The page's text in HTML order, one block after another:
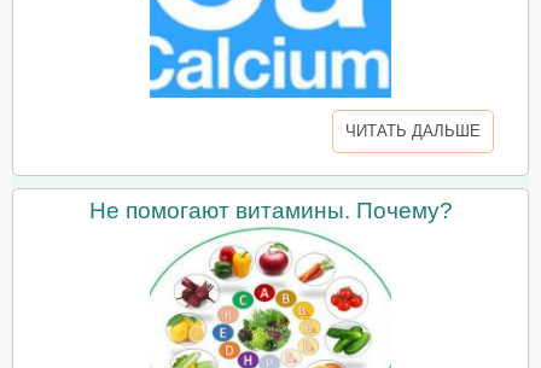
ЧИТАТЬ ДАЛЬШЕ
Не помогают витамины. Почему?